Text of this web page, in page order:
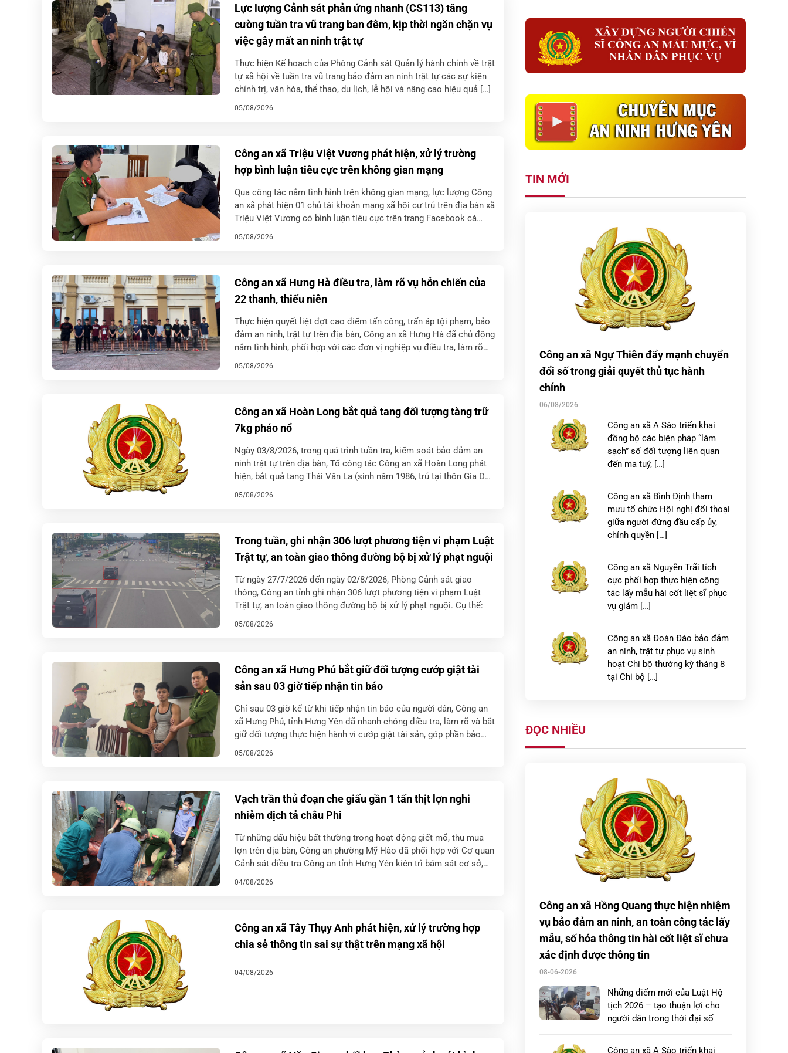
Lực lượng Cảnh sát phản ứng nhanh (CS113) tăng
cường tuần tra vũ trang ban đêm, kịp thời ngăn chặn vụ
việc gây mất an ninh trật tự
Thực hiện Kế hoạch của Phòng Cảnh sát Quản lý hành chính về trật
tự xã hội về tuần tra vũ trang bảo đảm an ninh trật tự các sự kiện
chính trị, văn hóa, thể thao, du lịch, lễ hội và nâng cao hiệu quả […]
05/08/2026
Công an xã Triệu Việt Vương phát hiện, xử lý trường
hợp bình luận tiêu cực trên không gian mạng
Qua công tác nắm tình hình trên không gian mạng, lực lượng Công
an xã phát hiện 01 chủ tài khoản mạng xã hội cư trú trên địa bàn xã
Triệu Việt Vương có bình luận tiêu cực trên trang Facebook cá
05/08/2026
Công an xã Hưng Hà điều tra, làm rõ vụ hỗn chiến của
22 thanh, thiếu niên
Thực hiện quyết liệt đợt cao điểm tấn công, trấn áp tội phạm, bảo
đảm an ninh, trật tự trên địa bàn, Công an xã Hưng Hà đã chủ động
nắm tình hình, phối hợp với các đơn vị nghiệp vụ điều tra, làm rõ
05/08/2026
Công an xã Hoàn Long bắt quả tang đối tượng tàng trữ
7kg pháo nổ
Ngày 03/8/2026, trong quá trình tuần tra, kiểm soát bảo đảm an
ninh trật tự trên địa bàn, Tổ công tác Công an xã Hoàn Long phát
hiện, bắt quả tang Thái Văn La (sinh năm 1986, trú tại thôn Gia Du,
05/08/2026
Trong tuần, ghi nhận 306 lượt phương tiện vi phạm Luật
Trật tự, an toàn giao thông đường bộ bị xử lý phạt nguội
Từ ngày 27/7/2026 đến ngày 02/8/2026, Phòng Cảnh sát giao
thông, Công an tỉnh ghi nhận 306 lượt phương tiện vi phạm Luật
Trật tự, an toàn giao thông đường bộ bị xử lý phạt nguội. Cụ thể:
05/08/2026
Công an xã Hưng Phú bắt giữ đối tượng cướp giật tài
sản sau 03 giờ tiếp nhận tin báo
Chỉ sau 03 giờ kể từ khi tiếp nhận tin báo của người dân, Công an
xã Hưng Phú, tỉnh Hưng Yên đã nhanh chóng điều tra, làm rõ và bắt
giữ đối tượng thực hiện hành vi cướp giật tài sản, góp phần bảo
05/08/2026
Vạch trần thủ đoạn che giấu gần 1 tấn thịt lợn nghi
nhiễm dịch tả châu Phi
Từ những dấu hiệu bất thường trong hoạt động giết mổ, thu mua
lợn trên địa bàn, Công an phường Mỹ Hào đã phối hợp với Cơ quan
Cảnh sát điều tra Công an tỉnh Hưng Yên kiên trì bám sát cơ sở,
04/08/2026
Công an xã Tây Thụy Anh phát hiện, xử lý trường hợp
chia sẻ thông tin sai sự thật trên mạng xã hội
04/08/2026
TIN MỚI
Công an xã Ngự Thiên đẩy mạnh chuyển
đổi số trong giải quyết thủ tục hành
chính
06/08/2026
Công an xã A Sào triển khai
đồng bộ các biện pháp “làm
sạch” số đối tượng liên quan
đến ma tuý, […]
Công an xã Bình Định tham
mưu tổ chức Hội nghị đối thoại
giữa người đứng đầu cấp ủy,
chính quyền […]
Công an xã Nguyễn Trãi tích
cực phối hợp thực hiện công
tác lấy mẫu hài cốt liệt sĩ phục
vụ giám […]
Công an xã Đoàn Đào bảo đảm
an ninh, trật tự phục vụ sinh
hoạt Chi bộ thường kỳ tháng 8
tại Chi bộ […]
nhân dân xã Đại […]
CÁN BỘ, CHIẾN SĨ CÔNG AN
HƯNG YÊN SÔI NỔI HƯỞNG
ỨNG CUỘC THI TIẾNG ANH
ONLINE
Công an xã Ngự Thiên tuyên
truyền, ký cam kết không “độ,
chế” xe tại các cơ sở sửa chữa
Công an xã Hưng Phú phối hợp
tuyên truyền phòng, chống ma
túy và test nhanh ma túy tại
Công ty Cổ […]
hiện nhiệm vụ bảo đảm an ninh,
an toàn công tác lấy mẫu, số
hóa thông […]
ĐỌC NHIỀU
Công an xã Hồng Quang thực hiện nhiệm
vụ bảo đảm an ninh, an toàn công tác lấy
mẫu, số hóa thông tin hài cốt liệt sĩ chưa
xác định được thông tin
08-06-2026
Những điểm mới của Luật Hộ
tịch 2026 – tạo thuận lợi cho
người dân trong thời đại số
Công an xã A Sào triển khai